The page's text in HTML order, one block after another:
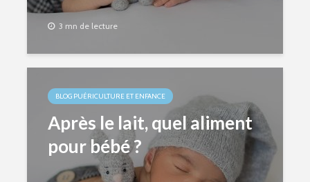
3 mn de lecture
BLOG PUÉRICULTURE ET ENFANCE
Après le lait, quel aliment
pour bébé ?